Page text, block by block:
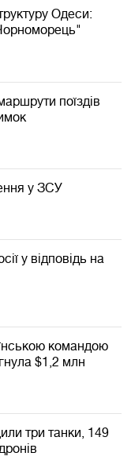
Одеси:
поїздів
у ЗСУ
у відповідь на
командою
$1,2 млн
три танки, 149